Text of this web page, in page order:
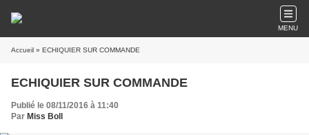
MENU
Accueil » ECHIQUIER SUR COMMANDE
ECHIQUIER SUR COMMANDE
Publié le 08/11/2016 à 11:40
Par Miss Boll